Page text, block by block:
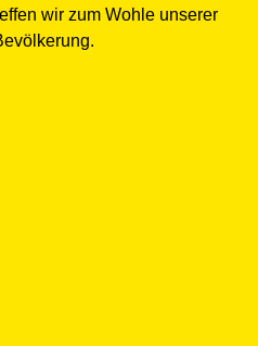
wir zum Wohle unserer